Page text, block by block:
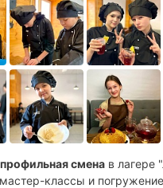
смена в лагере
классы и